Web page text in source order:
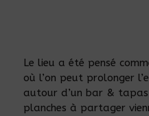
Le lieu a été pensé
où l’on peut prolonger
autour d’un bar &
planches à partager